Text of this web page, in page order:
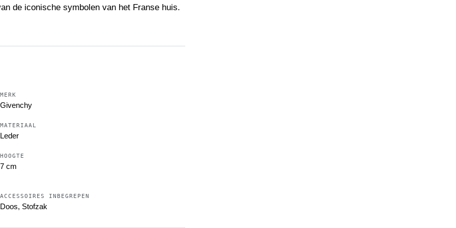
de iconische symbolen van het Franse huis.
om sleutels in stijl te bewaren, en voegt een
accessoires.
de schone en eigentijdse esthetiek van
MERK
Givenchy
MATERIAAL
Leder
HOOGTE
7 cm
ACCESSOIRES INBEGREPEN
Doos, Stofzak